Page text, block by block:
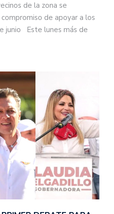
de la zona se
de apoyar a los
junio Este lunes más de